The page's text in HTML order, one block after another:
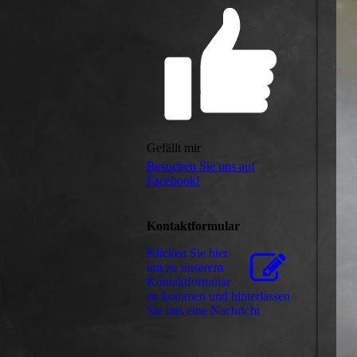
Gefällt mir
Besuchen Sie uns auf
Facebook!
Kontaktformular
Klicken Sie hier
um zu unserem
Kon­takt­for­mu­lar
zu kommen und hinterlassen
Sie uns eine Nachricht